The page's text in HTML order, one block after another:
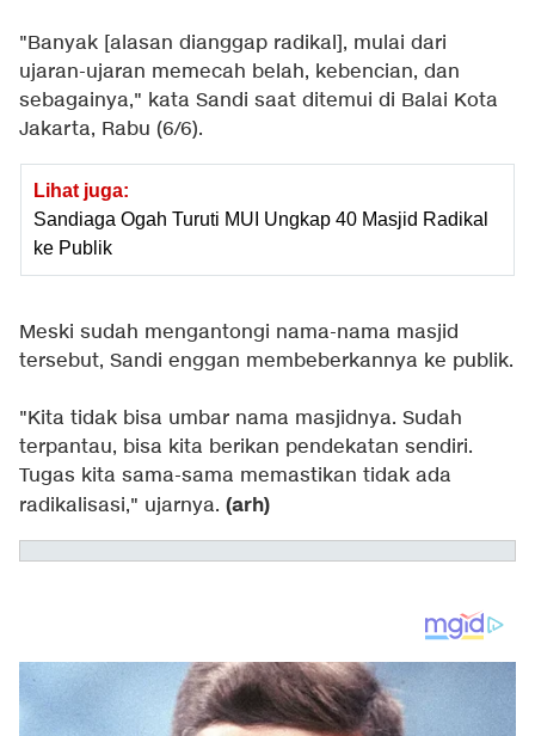
"Banyak [alasan dianggap radikal], mulai dari
ujaran-ujaran memecah belah, kebencian, dan
sebagainya," kata Sandi saat ditemui di Balai Kota
Jakarta, Rabu (6/6).
Lihat juga:
Sandiaga Ogah Turuti MUI Ungkap 40 Masjid Radikal
ke Publik
Meski sudah mengantongi nama-nama masjid
tersebut, Sandi enggan membeberkannya ke publik.
"Kita tidak bisa umbar nama masjidnya. Sudah
terpantau, bisa kita berikan pendekatan sendiri.
Tugas kita sama-sama memastikan tidak ada
radikalisasi," ujarnya. (arh)